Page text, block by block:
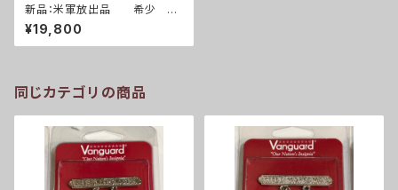
新品：米軍放出品 希少 新
品 サバイバルキットA サバイバ
ルキットB 2セット(A0257)
¥19,800
同じカテゴリの商品